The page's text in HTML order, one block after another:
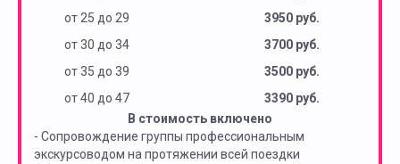
от 25 до 29
3950 руб.
от 30 до 34
3700 руб.
от 35 до 39
3500 руб.
от 40 до 47
3390 руб.
В стоимость включено
- Сопровождение группы профессиональным
экскурсоводом на протяжении всей поездки